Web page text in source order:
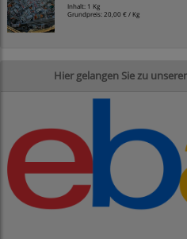
Inhalt: 1 Kg
Grundpreis: 20,00 € / Kg
Hier gelangen Sie zu